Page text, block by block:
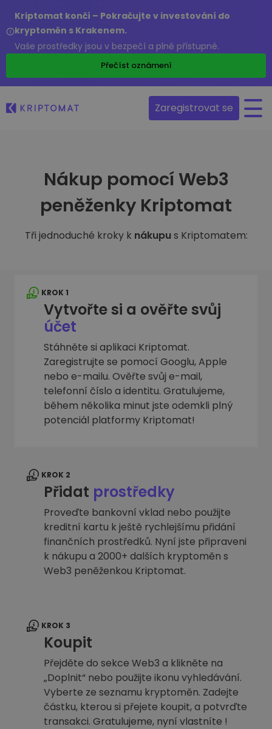
Kriptomat končí – Pokračujte v investování do
kryptoměn s Krakenem.
Vaše prostředky jsou v bezpečí a plně přístupné.
Přečíst oznámení
Zaregistrovat se
Nákup pomocí Web3
peněženky Kriptomat
Tři jednoduché kroky k nákupus Kriptomatem:
KROK 1
Vytvořte si a ověřte svůj
účet
Stáhněte si aplikaci Kriptomat.
Zaregistrujte se pomocí Googlu, Apple
nebo e-mailu. Ověřte svůj e-mail,
telefonní číslo a identitu. Gratulujeme,
během několika minut jste odemkli plný
potenciál platformy Kriptomat!
KROK 2
Přidat prostředky
Proveďte bankovní vklad nebo použijte
kreditní kartu k ještě rychlejšímu přidání
finančních prostředků. Nyní jste připraveni
k nákupu a 2000+ dalších kryptoměn s
Web3 peněženkou Kriptomat.
KROK 3
Koupit
Přejděte do sekce Web3 a klikněte na
„Doplnit“ nebo použijte ikonu vyhledávání.
Vyberte ze seznamu kryptoměn. Zadejte
částku, kterou si přejete koupit, a potvrďte
transakci. Gratulujeme, nyní vlastníte !